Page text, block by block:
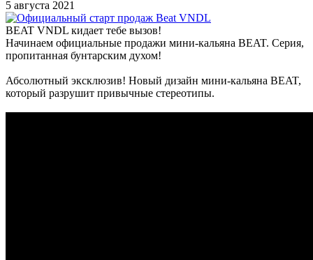
5 августа 2021
BEAT VNDL кидает тебе вызов!
Начинаем официальные продажи мини-кальяна BEAT. Серия,
пропитанная бунтарским духом!
Абсолютный эксклюзив! Новый дизайн мини-кальяна BEAT,
который разрушит привычные стереотипы.